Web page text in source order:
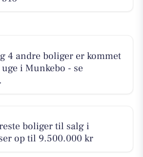
4 andre boliger er kommet
i Munkebo - se
boliger til salg i
op til 9.500.000 kr